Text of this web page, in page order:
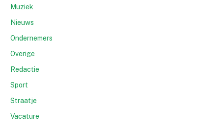
Muziek
Nieuws
Ondernemers
Overige
Redactie
Sport
Straatje
Vacature